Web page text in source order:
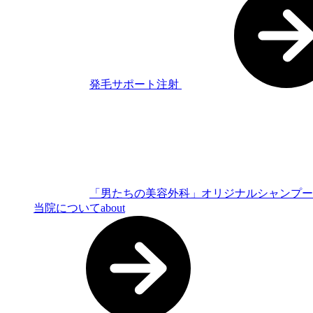
発毛サポート注射
「男たちの美容外科」オリジナルシャンプ
当院についてabout